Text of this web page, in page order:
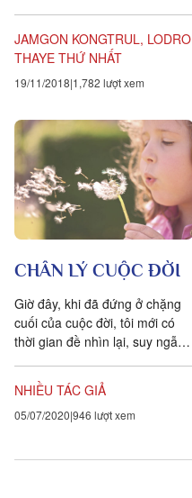
JAMGON KONGTRUL, LODRO
THAYE THỨ NHẤT
19/11/2018 1,782 lượt xem
CHÂN LÝ CUỘC ĐỜI
Giờ đây, khi đã đứng ở chặng
cuối của cuộc đời, tôi mới có
thời gian đề nhìn lại, suy ngẫm
muốn cảm ơn...
NHIỀU TÁC GIẢ
05/07/2020 946 lượt xem